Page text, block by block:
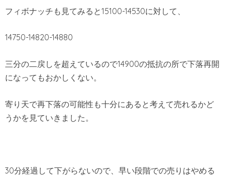
フィボナッチも見てみると15100-14530に対して、
14750-14820-14880
三分の二戻しを超えているので14900の抵抗の所で下落再開
になってもおかしくない。
寄り天で再下落の可能性も十分にあると考えて売れるかど
うかを見ていきました。
30分経過して下がらないので、早い段階での売りはやめる